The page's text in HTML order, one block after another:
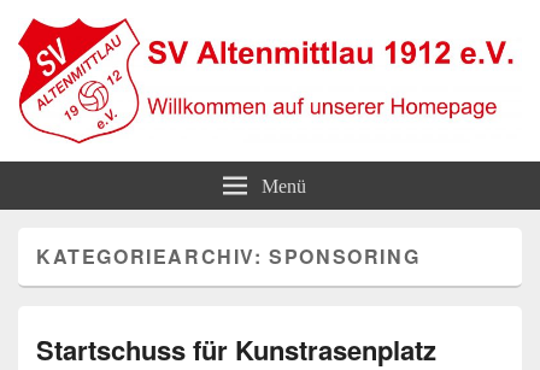
SV Altenmittlau 1912
Menü
KATEGORIEARCHIV:SPONSORING
Startschuss für Kunstrasenplatz